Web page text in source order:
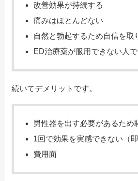
改善効果が持続する
痛みはほとんどない
自然と勃起するため自信を取
ED治療薬が服用できない人
続いてデメリットです。
男性器を出す必要があるため
1回で効果を実感できない（
費用面